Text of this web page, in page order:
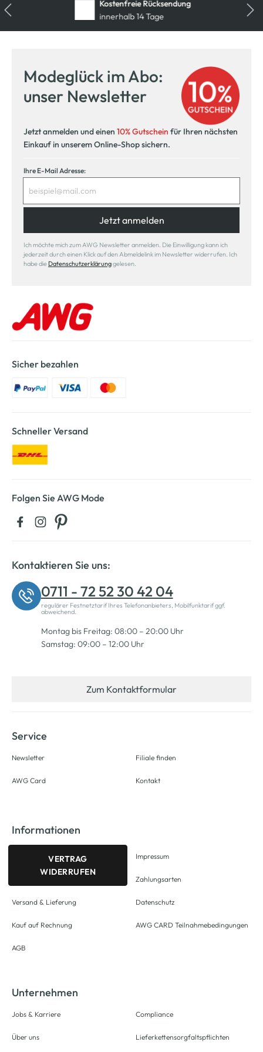
Kostenfreie Rücksendung
innerhalb 14 Tage
Modeglück im Abo:
unser Newsletter
Jetzt anmelden und einen 10% Gutschein für Ihren nächsten
Einkauf in unserem Online-Shop sichern.
Ihre E-Mail Adresse:
Jetzt anmelden
Ich möchte mich zum AWG Newsletter anmelden. Die Einwilligung kann ich
jederzeit durch einen Klick auf den Abmeldelink im Newsletter widerrufen. Ich
habe die Datenschutzerklärunggelesen.
Sicher bezahlen
Schneller Versand
Folgen Sie AWG Mode
Kontaktieren Sie uns:
0711 - 72 52 30 42 04
regulärer Festnetztarif Ihres Telefonanbieters, Mobilfunktarif ggf.
abweichend.
Montag bis Freitag: 08:00 – 20:00 Uhr
Samstag: 09:00 – 12:00 Uhr
Zum Kontaktformular
Service
Newsletter
AWG Card
Filiale finden
Kontakt
Informationen
VERTRAG
WIDERRUFEN
Versand & Lieferung
Kauf auf Rechnung
AGB
Impressum
Zahlungsarten
Datenschutz
AWG CARD Teilnahmebedingungen
Unternehmen
Jobs & Karriere
Über uns
Compliance
Lieferkettensorgfaltspflichten